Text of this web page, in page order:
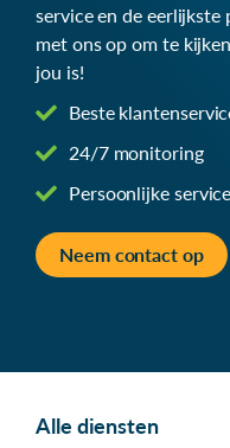
service en de
met ons op om te
jou is!
Beste
24/7 monitoring
Persoonlijke service
Neem contact op
Alle diensten